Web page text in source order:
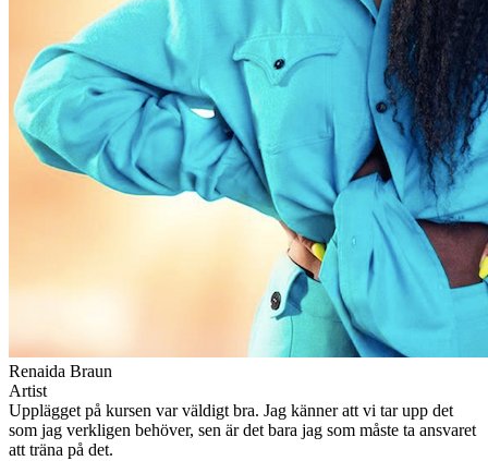
Renaida Braun
Artist
Upplägget på kursen var väldigt bra. Jag känner att vi tar upp det
som jag verkligen behöver, sen är det bara jag som måste ta ansvaret
att träna på det.